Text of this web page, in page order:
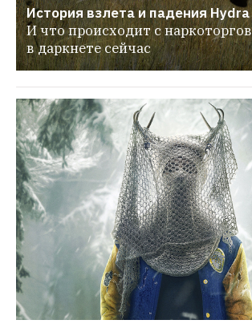
История взлета и падения Hydra
И что происходит с
в даркнете сейчас